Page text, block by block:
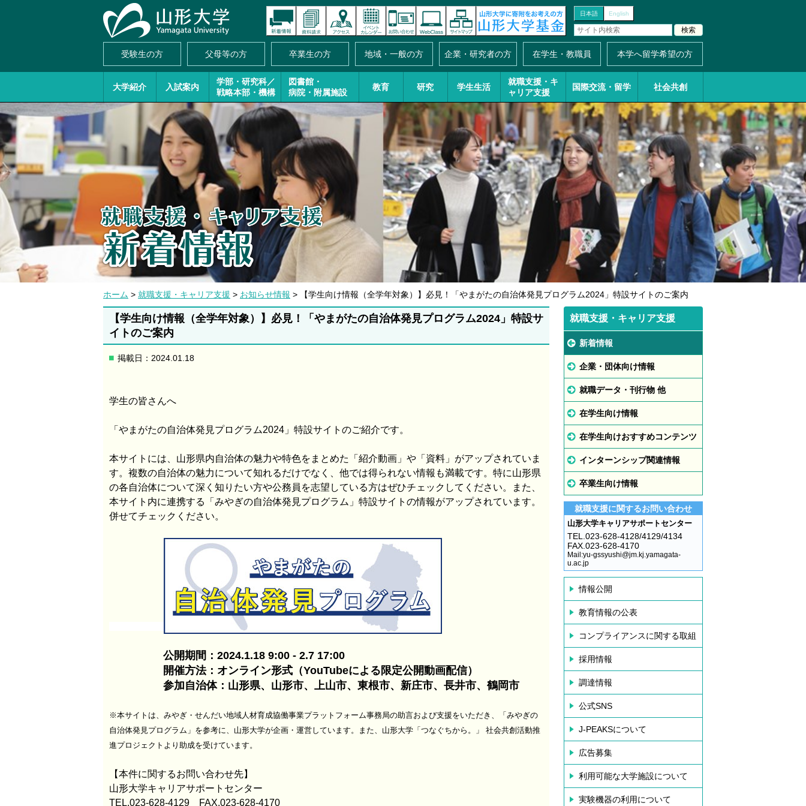
日本語 English
受験生の方 父母等の方 卒業生の方 地域・一般の方 企業・研究者の方 在学生・教職員 本学へ留学希望の方
大学紹介 入試案内
学部・研究科／
戦略本部・機構
図書館・
病院・附属施設
教育 研究 学生生活
就職支援・ キ
ャリア支援
国際交流・留学 社会共創
ホーム > 就職支援・キャリア支援 > お知らせ情報 > 【学生向け情報（全学年対象）】必見！「やまがたの自治体発見プログラム2024」特設サイトのご案内
【学生向け情報（全学年対象）】必見！「やまがたの自治体発見プログラム2024」特設サ
イトのご案内
掲載日：2024.01.18
学生の皆さんへ
「やまがたの自治体発見プログラム2024」特設サイトのご紹介です。
本サイトには、山形県内自治体の魅力や特色をまとめた「紹介動画」や「資料」がアップされていま
す。複数の自治体の魅力について知れるだけでなく、他では得られない情報も満載です。特に山形県
の各自治体について深く知りたい方や公務員を志望している方はぜひチェックしてください。また、
本サイト内に連携する「みやぎの自治体発見プログラム」特設サイトの情報がアップされています。
併せてチェックください。
公開期間：2024.1.18 9:00 - 2.7 17:00
開催方法：オンライン形式（YouTubeによる限定公開動画配信）
参加自治体：山形県、山形市、上山市、東根市、新庄市、長井市、鶴岡市
※本サイトは、みやぎ・せんだい地域人材育成協働事業プラットフォーム事務局の助言および支援をいただき、「みやぎの
自治体発見プログラム」を参考に、山形大学が企画・運営しています。また、山形大学「つなぐちから。」 社会共創活動推
進プロジェクトより助成を受けています。
【本件に関するお問い合わせ先】
山形大学キャリアサポートセンター
TEL.023-628-4129 FAX.023-628-4170
就職支援・キャリア支援
新着情報
企業・団体向け情報
就職データ・刊行物 他
在学生向け情報
在学生向けおすすめコンテンツ
インターンシップ関連情報
卒業生向け情報
就職支援に関するお問い合わせ
山形大学キャリアサポートセンター
TEL.023-628-4128/4129/4134
FAX.023-628-4170
Mail:yu-gssyushi@jm.kj.yamagata-
u.ac.jp
情報公開
教育情報の公表
コンプライアンスに関する取組
採用情報
調達情報
公式SNS
J-PEAKSについて
広告募集
利用可能な大学施設について
実験機器の利用について